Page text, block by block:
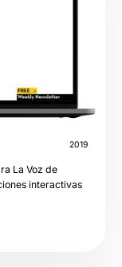
2019
La Voz de
interactivas